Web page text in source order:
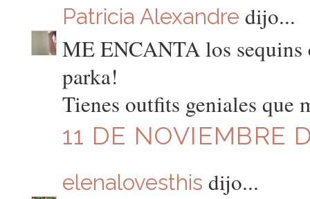
Patricia Alexandre dijo...
ME ENCANTA los
parka!
Tienes outfits geniales que
11 DE NOVIEMBRE
elenalovesthis dijo...